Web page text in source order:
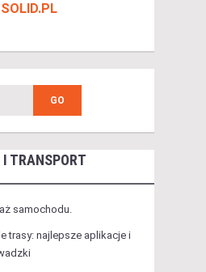
SOLID.PL
I TRANSPORT
samochodu.
trasy: najlepsze aplikacje i